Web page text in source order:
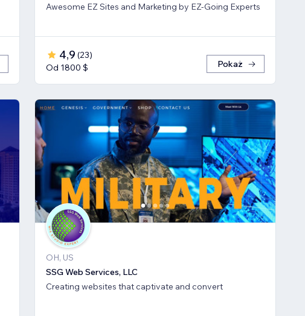
Awesome EZ Sites and Marketing by EZ-Going Experts
4,9 (23)
Od 1800 $
Pokaż
OH, US
SSG Web Services, LLC
Creating websites that captivate and convert